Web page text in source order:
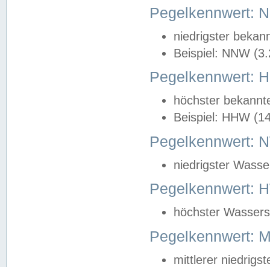
Pegelkennwert:
niedrigster
Beispiel: NNW
Pegelkennwert:
höchster
Beispiel: HHW
Pegelkennwert:
niedrigster
Pegelkennwert:
höchster
Pegelkennwert:
mittlerer